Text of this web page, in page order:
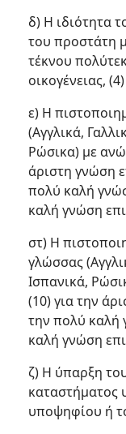
δ) Η ιδιότητα
του προστάτη
τέκνου
οικογένειας,
ε) Η
(Αγγλικά,
Ρώσικα) με
άριστη γνώση
πολύ καλή
καλή γνώση
στ) Η
γλώσσας
Ισπανικά,
(10) για την
την πολύ καλή
καλή γνώση
ζ) Η ύπαρξη
καταστήματος
υποψηφίου ή